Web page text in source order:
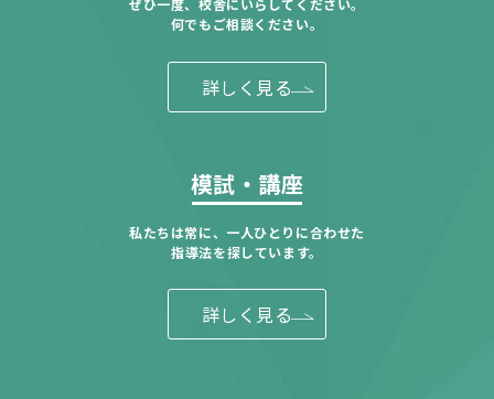
ぜひ一度、校舎にいらしてください。
何でもご相談ください。
詳しく見る
模試・講座
私たちは常に、一人ひとりに合わせた
指導法を探しています。
詳しく見る